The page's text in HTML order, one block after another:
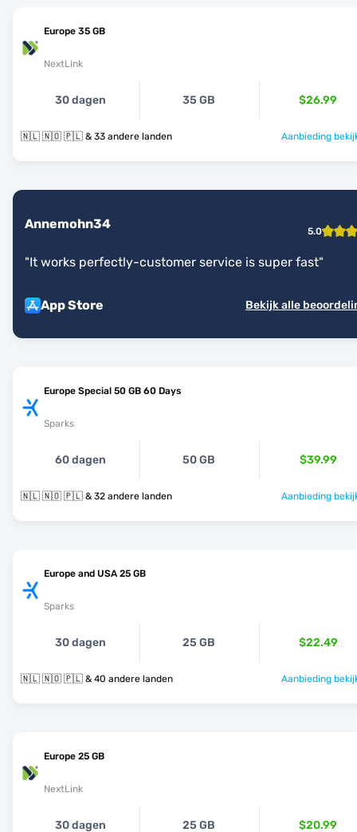
Europe 35 GB
NextLink
30 dagen 35 GB $26.99
🇳🇱 🇳🇴 🇵🇱 & 33 andere landen Aanbieding
Annemohn34 5.0
"It works perfectly-customer service is super fast"
App Store Bekijk alle
Europe Special 50 GB 60 Days
Sparks
60 dagen 50 GB $39.99
🇳🇱 🇳🇴 🇵🇱 & 32 andere landen Aanbieding
Europe and USA 25 GB
Sparks
30 dagen 25 GB $22.49
🇳🇱 🇳🇴 🇵🇱 & 40 andere landen Aanbieding
Europe 25 GB
NextLink
30 dagen 25 GB $20.99